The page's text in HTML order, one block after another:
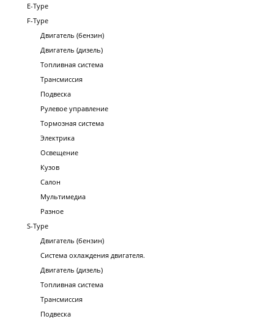
E-Type
F-Type
Двигатель (бензин)
Двигатель (дизель)
Топливная система
Трансмиссия
Подвеска
Рулевое управление
Тормозная система
Электрика
Освещение
Кузов
Салон
Мультимедиа
Разное
S-Type
Двигатель (бензин)
Система охлаждения двигателя.
Двигатель (дизель)
Топливная система
Трансмиссия
Подвеска